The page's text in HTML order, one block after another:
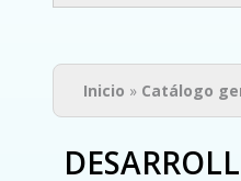
Usted está
Inicio » Catálogo